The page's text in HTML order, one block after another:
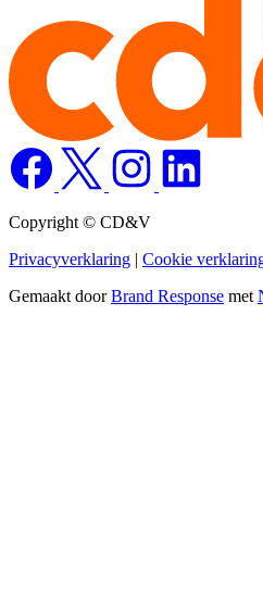
Copyright © CD&V
Privacyverklaring | Cookie
Gemaakt doorBrand Response met